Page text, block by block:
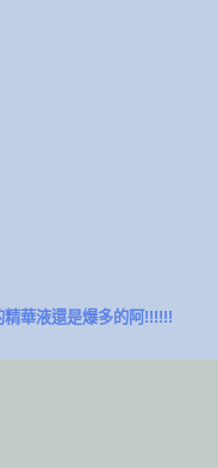
華液還是爆多的阿!!!!!!